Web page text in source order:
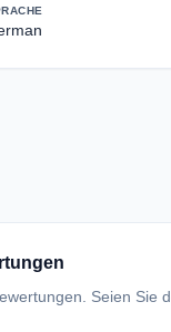
Seien Sie